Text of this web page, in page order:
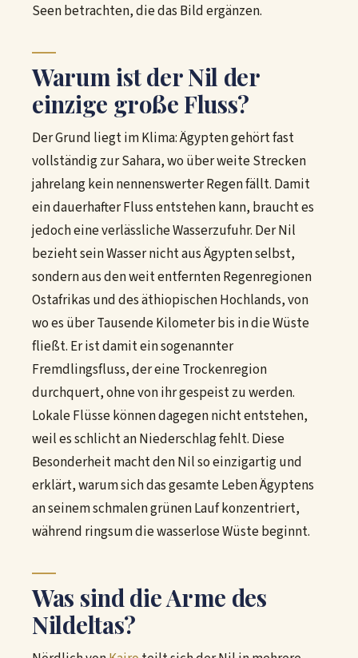
Seen betrachten, die das Bild ergänzen.
Warum ist der Nil der
einzige große Fluss?
Der Grund liegt im Klima: Ägypten gehört fast
vollständig zur Sahara, wo über weite Strecken
jahrelang kein nennenswerter Regen fällt. Damit
ein dauerhafter Fluss entstehen kann, braucht es
jedoch eine verlässliche Wasserzufuhr. Der Nil
bezieht sein Wasser nicht aus Ägypten selbst,
sondern aus den weit entfernten Regenregionen
Ostafrikas und des äthiopischen Hochlands, von
wo es über Tausende Kilometer bis in die Wüste
fließt. Er ist damit ein sogenannter
Fremdlingsfluss, der eine Trockenregion
durchquert, ohne von ihr gespeist zu werden.
Lokale Flüsse können dagegen nicht entstehen,
weil es schlicht an Niederschlag fehlt. Diese
Besonderheit macht den Nil so einzigartig und
erklärt, warum sich das gesamte Leben Ägyptens
an seinem schmalen grünen Lauf konzentriert,
während ringsum die wasserlose Wüste beginnt.
Was sind die Arme des
Nildeltas?